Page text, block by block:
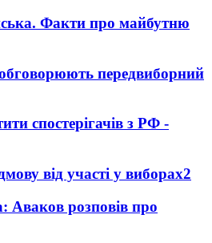
Факти про майбутню
передвиборний
спостерігачів з РФ -
від участі у виборах2
розповів про